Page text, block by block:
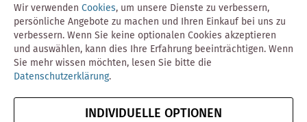
Magento-Agentur Y1 Digital AG
Wir verwenden Cookies, um unsere Dienste zu verbessern,
persönliche Angebote zu machen und Ihren Einkauf bei uns zu
verbessern. Wenn Sie keine optionalen Cookies akzeptieren
und auswählen, kann dies Ihre Erfahrung beeinträchtigen. Wenn
Sie mehr wissen möchten, lesen Sie bitte die
Datenschutzerklärung.
INDIVIDUELLE OPTIONEN